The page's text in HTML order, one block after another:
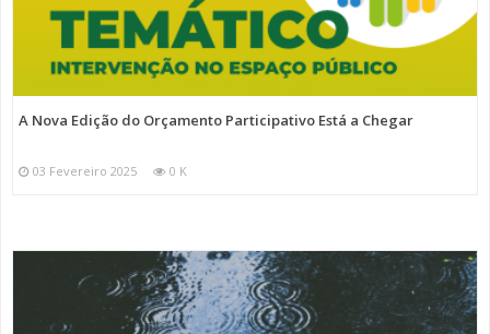
A Nova Edição do Orçamento Participativo Está a Chegar
03 Fevereiro 2025 0 K